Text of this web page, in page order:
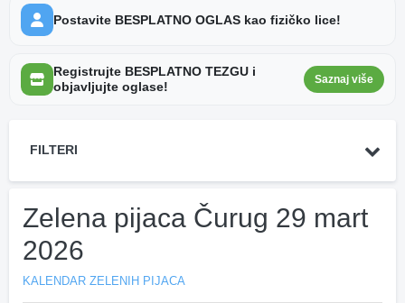
Postavite BESPLATNO OGLAS kao fizičko lice!
Registrujte BESPLATNO TEZGU i
objavljujte oglase!
Saznaj više
FILTERI
Zelena pijaca Čurug 29 mart
2026
KALENDAR ZELENIH PIJACA